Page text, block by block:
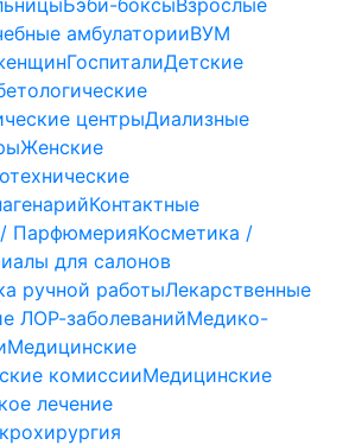
Бэби-боксыВзрослые
амбулаторииВУМ
ГоспиталиДетские
центрыДиализные
Женские
Контактные
ПарфюмерияКосметика /
для салонов
ручной работыЛекарственные
ЛОР-заболеванийМедико-
Медицинские
комиссииМедицинские
лечение